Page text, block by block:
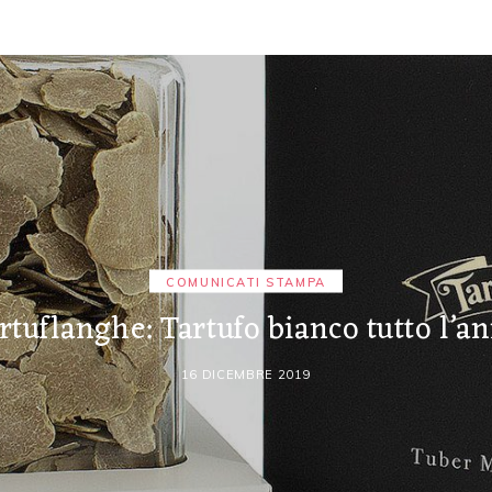
COMUNICATI STAMPA
Tartufo bianco tutto
16 DICEMBRE 2019